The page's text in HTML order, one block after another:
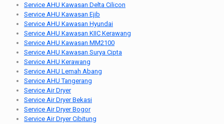
Service AHU Kawasan Delta Cilicon
Service AHU Kawasan Ejib
Service AHU Kawasan Hyundai
Service AHU Kawasan KIIC Kerawang
Service AHU Kawasan MM2100
Service AHU Kawasan Surya Cipta
Service AHU Kerawang
Service AHU Lemah Abang
Service AHU Tangerang
Service Air Dryer
Service Air Dryer Bekasi
Service Air Dryer Bogor
Service Air Dryer Cibitung